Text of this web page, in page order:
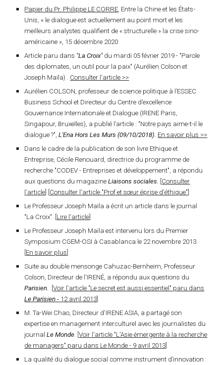
Papier du Pr. Philippe LE CORRE, Entre la Chine et les États-
Unis, « le dialogue est actuellement au point mort et les
meilleurs analystes qualifient de « structurelle » la crise sino-
américaine », 15 décembre 2020
Article paru dans "La Croix"du mardi 05 février 2019 - "Parole
des diplomates, un outil pour la paix" (Aurélien Colson et
Joseph Maïla) . Consulter l'article >>
Aurélien COLSON, professeur de science politique à l’ESSEC
Business School et Directeur du Centre d’excellence
Gouvernance Internationale et Dialogue (IRENE Paris,
Singapour, Bruxelles), a publié l’article : "Notre pays aime-t-il le
dialogue ?",L'Ena Hors Les Murs (09/10/2018). En savoir plus >>
Dans le cadre de la publication de son livre Ethique et
Entreprise, Cécile Renouard, directrice du programme de
recherche "CODEV - Entreprises et développement", a répondu
aux questions du magazineLiaisons sociales. Consulter
l'article
Consulter l'article "Prof et sœur éprise d'éthique"
Le Professeur Joseph Maïla a écrit un article dans le journal
"La Croix". [ Lire l'article
Le Professeur Joseph Maïlaest intervenu lors du Premier
Symposium CGEM-OSI à Casablanca le 22 novembre 2013.
En savoir plus
Suite au double mensonge Cahuzac-Bernheim, Professeur
Colson, Directeur de l'IRENÉ, a répondu aux questions du
Parisien.
[Voir l'article "Le secret est aussi essentiel" paru dans
Le Parisien - 12 avril 2013
M. Ta-Wei Chao, Directeur d'IRENE ASIA, a partagé son
expertise en management interculturel avec les journalistes du
journalLe Monde. [Voir l'article "L'Asie émergente à la recherche
de managers" paru dans Le Monde - 9 avril 2013
La qualité du dialogue social comme instrument d’innovation :